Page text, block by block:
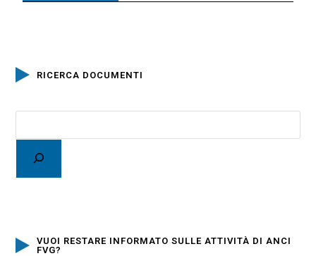
RICERCA DOCUMENTI
VUOI RESTARE INFORMATO SULLE ATTIVITÀ DI ANCI
FVG?